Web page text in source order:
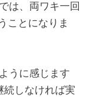
は、両ワキ一回
ことになりま
うに感じます
続しなければ実